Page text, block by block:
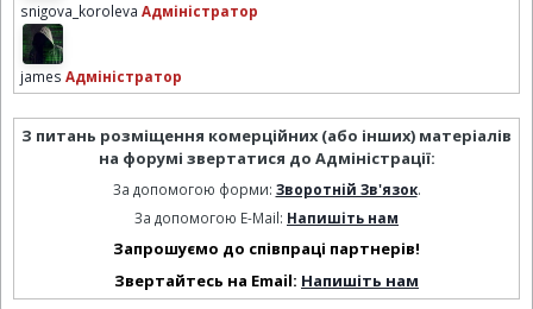
snigova_koroleva Адміністратор
james Адміністратор
З питань розміщення комерційних (або інших) матеріалів
на форумі звертатися до Адміністрації:
За допомогою форми: Зворотній Зв'язок.
За допомогою E-Mail: Напишіть нам
Запрошуємо до співпраці партнерів!
Звертайтесь на Email: Напишіть нам